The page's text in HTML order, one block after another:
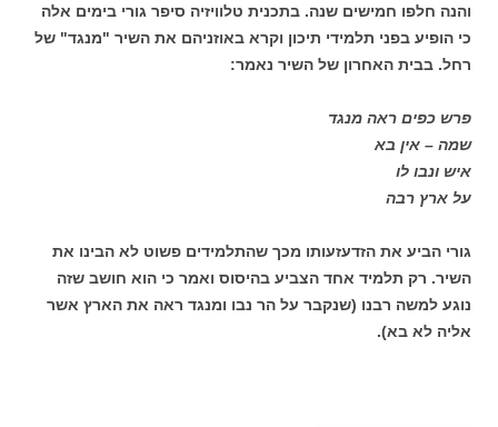
והנה חלפו חמישים שנה. בתכנית טלוויזיה סיפר גורי בימים אלה
כי הופיע בפני תלמידי תיכון וקרא באוזניהם את השיר "מנגד" של
רחל. בבית האחרון של השיר נאמר:
פרש כפים ראה מנגד
שמה – אין בא
איש ונבו לו
על ארץ רבה
גורי הביע את הזדעזעותו מכך שהתלמידים פשוט לא הבינו את
השיר. רק תלמיד אחד הצביע בהיסוס ואמר כי הוא חושב שזה
נוגע למשה רבנו (שנקבר על הר נבו ומנגד ראה את הארץ אשר
אליה לא בא).